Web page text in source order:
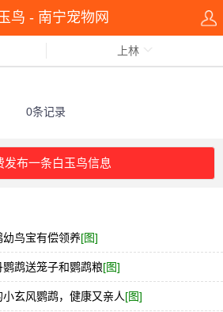
鸟 - 南宁宠物网
上林
0条记录
发布一条白玉鸟信息
幼鸟宝有偿领养[图]
鹦鹉送笼子和鹦鹉粮[图]
小玄风鹦鹉，健康又亲人[图]